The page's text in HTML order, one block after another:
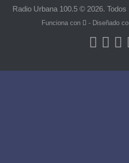
Radio Urbana 100.5 © 2026.
Funciona con - Diseñado